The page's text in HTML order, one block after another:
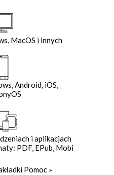
MacOS i innych
Android, iOS,
i aplikacjach
PDF, EPub, Mobi
Pomoc »